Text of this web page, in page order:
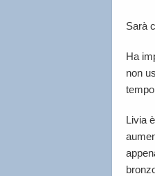
Sarà
Ha
non
Livia